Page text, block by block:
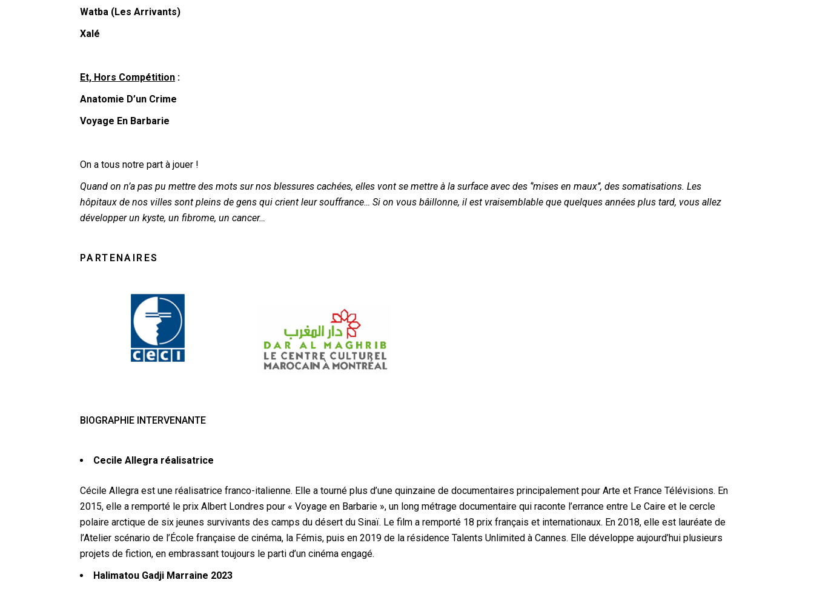
Watba (Les Arrivants)
Xalé
Et, Hors Compétition :
Anatomie D’un Crime
Voyage En Barbarie
On a tous notre part à jouer !
Quand on n’a pas pu mettre des mots sur nos blessures cachées, elles vont se mettre à la surface avec des ‘’mises en maux’’, des somatisations. Les
hôpitaux de nos villes sont pleins de gens qui crient leur souffrance… Si on vous bâillonne, il est vraisemblable que quelques années plus tard, vous allez
développer un kyste, un fibrome, un cancer…
PARTENAIRES
BIOGRAPHIE INTERVENANTE
Cecile Allegra réalisatrice
Cécile Allegra est une réalisatrice franco-italienne. Elle a tourné plus d’une quinzaine de documentaires principalement pour Arte et France Télévisions. En
2015, elle a remporté le prix Albert Londres pour « Voyage en Barbarie », un long métrage documentaire qui raconte l’errance entre Le Caire et le cercle
polaire arctique de six jeunes survivants des camps du désert du Sinaï. Le film a remporté 18 prix français et internationaux. En 2018, elle est lauréate de
l’Atelier scénario de l’École française de cinéma, la Fémis, puis en 2019 de la résidence Talents Unlimited à Cannes. Elle développe aujourd’hui plusieurs
projets de fiction, en embrassant toujours le parti d’un cinéma engagé.
Halimatou Gadji Marraine 2023